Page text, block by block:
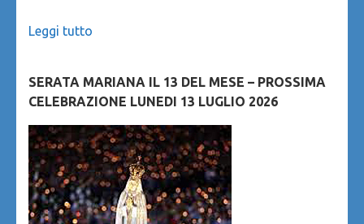
Leggi tutto
SERATA MARIANA IL 13 DEL MESE – PROSSIMA
CELEBRAZIONE LUNEDI 13 LUGLIO 2026